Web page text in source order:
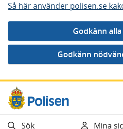
Så här använder polisen.se
Gå direkt till innehåll
Sök Mina